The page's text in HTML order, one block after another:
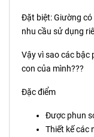
Đặt biệt: Giường
nhu cầu sử dụng
Vậy vì sao các bậc
con của mình???
Đặc điểm
Được phun
Thiết kế các